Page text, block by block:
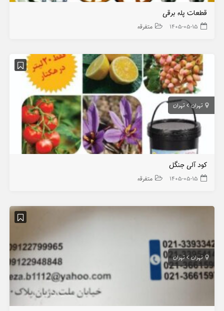
قطعات پله برقی
۱۴۰۵-۰۵-۱۵ متفرقه
تهران تهران
کود آلی جنگل
۱۴۰۵-۰۵-۱۵ متفرقه
تهران تهران